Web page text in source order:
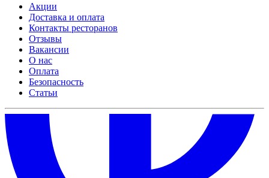
Акции
Доставка и оплата
Контакты ресторанов
Отзывы
Вакансии
О нас
Оплата
Безопасность
Статьи